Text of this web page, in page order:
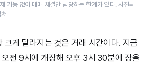
기능 없이 매매 체결만 담당하는 한계가 있다. 사진=
크게 달라지는 것은 거래 시간이다. 지금
전 9시에 개장해 오후 3시 30분에 장을